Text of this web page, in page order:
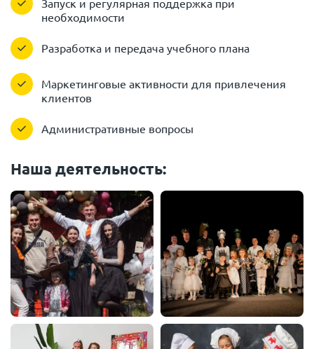
Запуск и регулярная поддержка при
необходимости
Разработка и передача учебного плана
Маркетинговые активности для привлечения
клиентов
Административные вопросы
Наша деятельность: